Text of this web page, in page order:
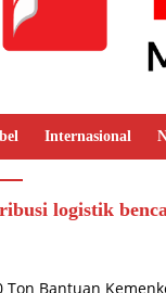
Internasional
logistik